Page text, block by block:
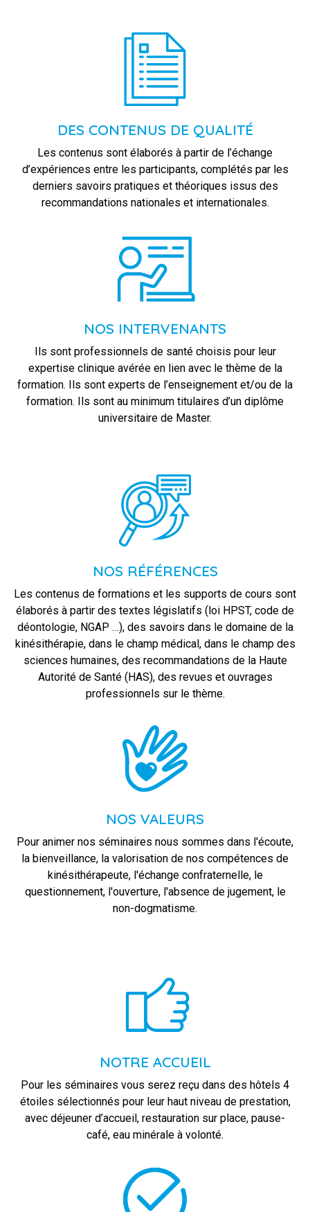
DES CONTENUS DE QUALITÉ
Les contenus sont élaborés à partir de l’échange
d’expériences entre les participants, complétés par les
derniers savoirs pratiques et théoriques issus des
recommandations nationales et internationales.
NOS INTERVENANTS
Ils sont professionnels de santé choisis pour leur
expertise clinique avérée en lien avec le thème de la
formation. Ils sont experts de l’enseignement et/ou de la
formation. Ils sont au minimum titulaires d’un diplôme
universitaire de Master.
NOS RÉFÉRENCES
Les contenus de formations et les supports de cours sont
élaborés à partir des textes législatifs (loi HPST, code de
déontologie, NGAP …), des savoirs dans le domaine de la
kinésithérapie, dans le champ médical, dans le champ des
sciences humaines, des recommandations de la Haute
Autorité de Santé (HAS), des revues et ouvrages
professionnels sur le thème.
NOS VALEURS
Pour animer nos séminaires nous sommes dans l'écoute,
la bienveillance, la valorisation de nos compétences de
kinésithérapeute, l'échange confraternelle, le
questionnement, l'ouverture, l'absence de jugement, le
non-dogmatisme.
NOTRE ACCUEIL
Pour les séminaires vous serez reçu dans des hôtels 4
étoiles sélectionnés pour leur haut niveau de prestation,
avec déjeuner d’accueil, restauration sur place, pause-
café, eau minérale à volonté.